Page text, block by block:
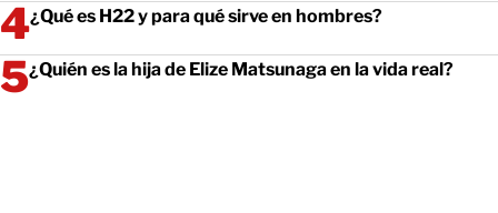
¿Qué es H22 y para qué sirve en hombres?
¿Quién es la hija de Elize Matsunaga en la vida real?